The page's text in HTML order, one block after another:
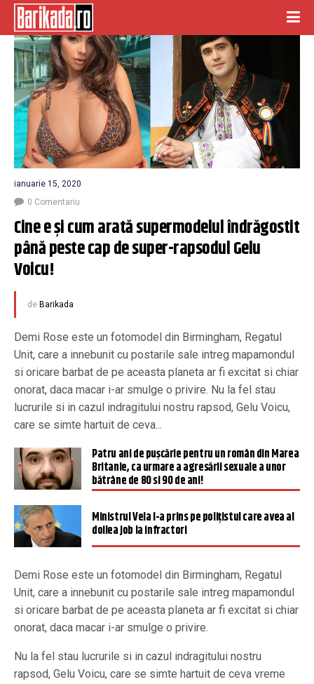
ianuarie 15, 2020
0 Comentariu
Cine e și cum arată supermodelul îndrăgostit
până peste cap de super-rapsodul Gelu
Voicu!
de Barikada
Demi Rose este un fotomodel din Birmingham, Regatul
Unit, care a innebunit cu postarile sale intreg mapamondul
si oricare barbat de pe aceasta planeta ar fi excitat si chiar
onorat, daca macar i-ar smulge o privire. Nu la fel stau
lucrurile si in cazul indragitului nostru rapsod, Gelu Voicu,
care se simte hartuit de ceva...
Patru ani de pușcărie pentru un român din Marea
Britanie, ca urmare a agresării sexuale a unor
bătrâne de 80 si 90 de ani!
Ministrul Vela l-a prins pe polițistul care avea al
doilea job la infractori
Demi Rose este un fotomodel din Birmingham, Regatul
Unit, care a innebunit cu postarile sale intreg mapamondul
si oricare barbat de pe aceasta planeta ar fi excitat si chiar
onorat, daca macar i-ar smulge o privire.
Nu la fel stau lucrurile si in cazul indragitului nostru
rapsod, Gelu Voicu, care se simte hartuit de ceva vreme